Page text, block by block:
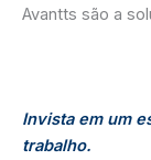
Avantts são a
Invista em um
trabalho.